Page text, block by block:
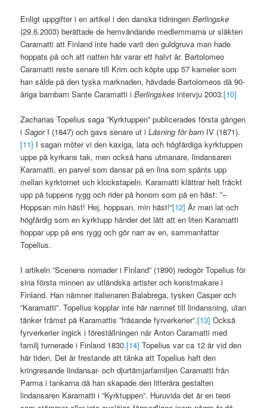
Enligt uppgifter i en artikel i den danska tidningenBerlingske
(29.6.2003) berättade de hemvändande medlemmarna ur släkten
Caramatti att Finland inte hade varit den guldgruva man hade
hoppats på och att natten här varar ett halvt år. Bartolomeo
Caramatti reste senare till Krim och köpte upp 57 kameler som
han sålde på den tyska marknaden, hävdade Bartolomeos då 90-
åriga barnbarn Sante Caramatti iBerlingskes intervju 2003.[10]
Zacharias Topelius saga ”Kyrktuppen” publicerades första gången
iSagorI (1847) och gavs senare ut iLäsning för barn IV (1871).
[11] I sagan möter vi den kaxiga, lata och högfärdiga kyrktuppen
uppe på kyrkans tak, men också hans utmanare, lindansaren
Karamatti, en parvel som dansar på en lina som spänts upp
mellan kyrktornet och klockstapeln. Karamatti klättrar helt fräckt
upp på tuppens rygg och rider på honom som på en häst: ”–
Hoppsan min häst! Hej, hoppsan, min häst!”[12] Är man lat och
högfärdig som en kyrktupp händer det lätt att en liten Karamatti
hoppar upp på ens rygg och gör narr av en, sammanfattar
Topelius.
I artikeln ”Scenens nomader i Finland” (1890) redogör Topelius för
sina första minnen av utländska artister och konstmakare i
Finland. Han nämner italienaren Balabrega, tysken Casper och
”Karamatti”. Topelius kopplar inte här namnet till lindansning, utan
tänker främst på Karamattis ”fräsande fyrverkerier”.[13] Också
fyrverkerier ingick i föreställningen när Anton Caramatti med
familj turnerade i Finland 1830.[14] Topelius var ca 12 år vid den
här tiden. Det är frestande att tänka att Topelius haft den
kringresande lindansar- och djurtämjarfamiljen Caramatti från
Parma i tankarna då han skapade den litterära gestalten
lindansaren Karamatti i ”Kyrktuppen”. Huruvida det är en teori